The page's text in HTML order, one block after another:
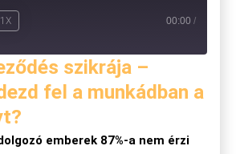
1X 00:00 /
szikrája –
fel a munkádban a
emberek 87%-a nem érzi